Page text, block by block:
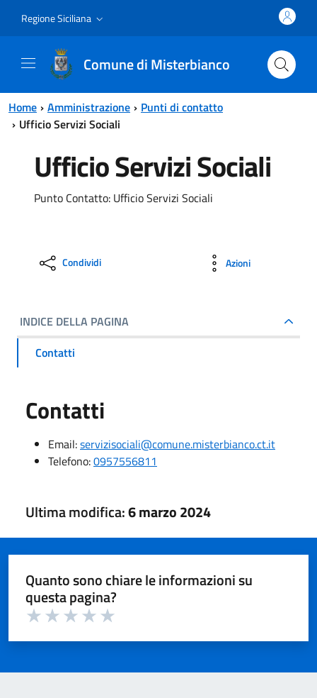
Regione Siciliana
Comune di Misterbianco
Home Amministrazione
Punti di contatto
Ufficio Servizi Sociali
Ufficio Servizi Sociali
Punto Contatto: Ufficio Servizi Sociali
Condividi Azioni
INDICE DELLA PAGINA
Contatti
Contatti
Email:servizisociali@comune.misterbianco.ct.it
Telefono:0957556811
Ultima modifica:6 marzo 2024
Quanto sono chiare le informazioni su
questa pagina?